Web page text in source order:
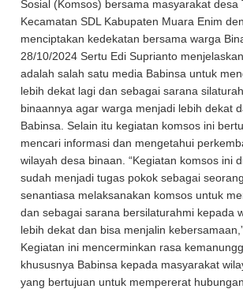
Sosial (Komsos) bersama masyarakat desa
Kecamatan SDL Kabupaten Muara Enim
menciptakan kedekatan bersama warga
28/10/2024 Sertu Edi Suprianto
adalah salah satu media Babinsa untuk
lebih dekat lagi dan sebagai sarana
binaannya agar warga menjadi lebih dekat
Babinsa. Selain itu kegiatan komsos ini
mencari informasi dan mengetahui
wilayah desa binaan. “Kegiatan komsos ini
sudah menjadi tugas pokok sebagai
senantiasa melaksanakan komsos untuk
dan sebagai sarana bersilaturahmi kepada
lebih dekat dan bisa menjalin
Kegiatan ini mencerminkan rasa
khususnya Babinsa kepada masyarakat
yang bertujuan untuk mempererat